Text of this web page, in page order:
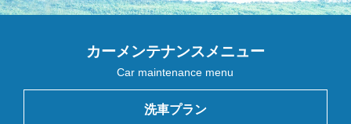
カーメンテナンスメニュー
Car maintenance menu
洗車プラン